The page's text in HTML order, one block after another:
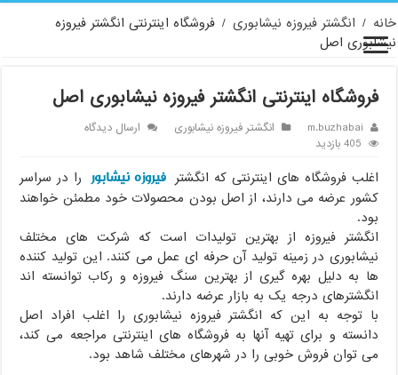
خانه / انگشتر فیروزه نیشابوری / فروشگاه اینترنتی انگشتر فیروزه
نیشابوری اصل
فروشگاه اینترنتی انگشتر فیروزه نیشابوری اصل
m.buzhabai انگشتر فیروزه نیشابوری
ارسال دیدگاه
405 بازدید
اغلب فروشگاه های اینترنتی که انگشتر فیروزه نیشابور را در سراسر
کشور عرضه می دارند، از اصل بودن محصولات خود مطمئن خواهند
بود.
انگشتر فیروزه از بهترین تولیدات است که شرکت های مختلف
نیشابوری در زمینه تولید آن حرفه ای عمل می کنند. این تولید کننده
ها به دلیل بهره گیری از بهترین سنگ فیروزه و رکاب توانسته اند
انگشترهای درجه یک به بازار عرضه دارند.
با توجه به این که انگشتر فیروزه نیشابوری را اغلب افراد اصل
دانسته و برای تهیه آنها به فروشگاه های اینترنتی مراجعه می کند،
می توان فروش خوبی را در شهرهای مختلف شاهد بود.